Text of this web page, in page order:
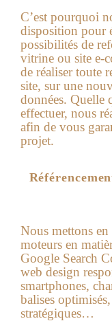
C’est pourquoi
disposition pour
possibilités de
vitrine ou site e-
de réaliser toute
site, sur une
données. Quelle
effectuer, nous
afin de vous
projet.
Nous mettons en
moteurs en
Google Search
web design
smartphones,
balises
stratégiques…